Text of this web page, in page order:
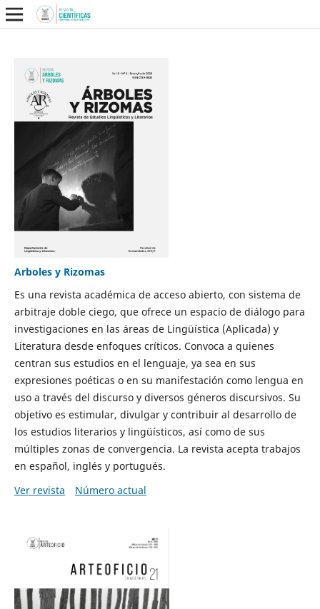
Arboles y Rizomas
Es una revista académica de acceso abierto, con sistema de
arbitraje doble ciego, que ofrece un espacio de diálogo para
investigaciones en las áreas de Lingüística (Aplicada) y
Literatura desde enfoques críticos. Convoca a quienes
centran sus estudios en el lenguaje, ya sea en sus
expresiones poéticas o en su manifestación como lengua en
uso a través del discurso y diversos géneros discursivos. Su
objetivo es estimular, divulgar y contribuir al desarrollo de
los estudios literarios y lingüísticos, así como de sus
múltiples zonas de convergencia. La revista acepta trabajos
en español, inglés y portugués.
Ver revista
Número actual